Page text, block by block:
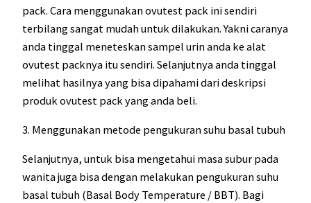
pack. Cara menggunakanovutest pack ini sendiri
terbilang sangat mudah untuk dilakukan. Yakni caranya
anda tinggal meneteskan sampel urin anda ke alat
ovutest packnya itu sendiri. Selanjutnya anda tinggal
melihat hasilnya yang bisa dipahami dari deskripsi
produk ovutest pack yang anda beli.
3. Menggunakan metode pengukuran suhu basal tubuh
Selanjutnya, untuk bisa mengetahui masa subur pada
wanita juga bisa dengan melakukan pengukuran suhu
basal tubuh (Basal Body Temperature / BBT). Bagi